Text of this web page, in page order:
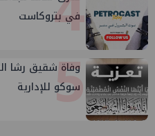
في بتروكاست
5
وفاة شقيق رشا
سوكو للإدارية